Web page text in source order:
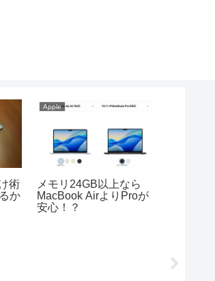
術
か
Apple
メモリ24GB以上なら
MacBook AirよりProが
安心！？